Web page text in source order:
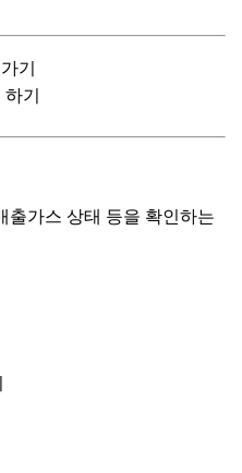
기
기
출가스 상태 등을 확인하는